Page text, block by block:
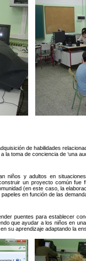
de habilidades
toma de conciencia de ‘una
niños y adultos en
un proyecto común fue
(en este caso, la
en función de las
puentes para establecer
que ayudar a los niños en
su aprendizaje adaptando la